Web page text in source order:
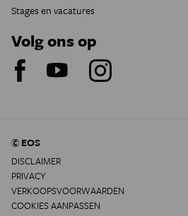
Stages en vacatures
Volg ons op
© EOS
DISCLAIMER
PRIVACY
VERKOOPSVOORWAARDEN
COOKIES AANPASSEN